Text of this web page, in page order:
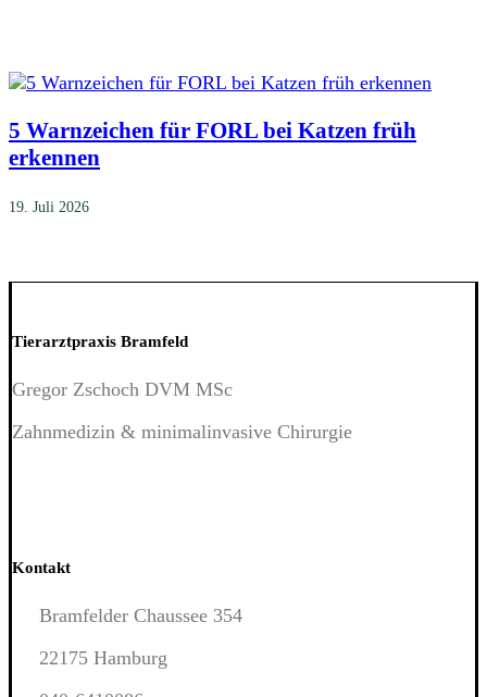
5 Warnzeichen für FORL bei Katzen früh
erkennen
19. Juli 2026
Tierarztpraxis Bramfeld
Gregor Zschoch DVM MSc
Zahnmedizin & minimalinvasive Chirurgie
Kontakt
Bramfelder Chaussee 354
22175 Hamburg